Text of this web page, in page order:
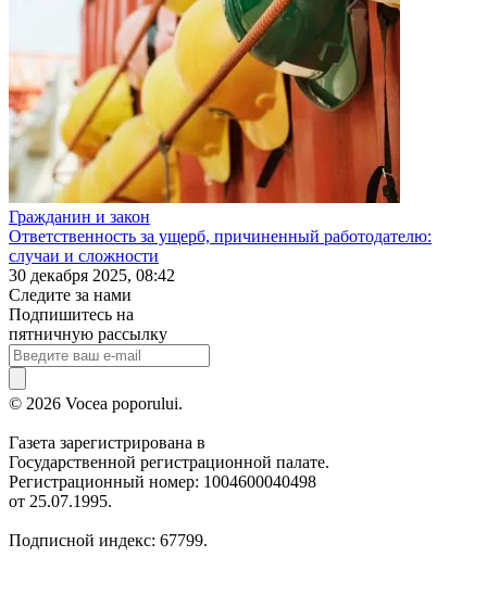
Гражданин и закон
Ответственность за ущерб, причиненный работодателю:
случаи и сложности
30 декабря 2025, 08:42
Следите за нами
Подпишитесь на
пятничную рассылку
© 2026 Vocea poporului.
Газета зарегистрирована в
Государственной регистрационной палате.
Регистрационный номер: 1004600040498
от 25.07.1995.
Подписной индекс: 67799.